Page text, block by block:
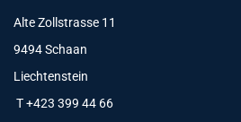
Alte Zollstrasse 11
9494 Schaan
Liechtenstein
T +423 399 44 66